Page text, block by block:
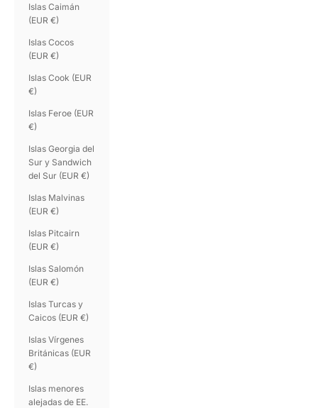
Islas Caimán
(EUR €)
Islas Cocos
(EUR €)
Islas Cook (EUR
€)
Islas Feroe (EUR
€)
Islas Georgia del
Sur y Sandwich
del Sur (EUR €)
Islas Malvinas
(EUR €)
Islas Pitcairn
(EUR €)
Islas Salomón
(EUR €)
Islas Turcas y
Caicos (EUR €)
Islas Vírgenes
Británicas (EUR
€)
Islas menores
alejadas de EE.